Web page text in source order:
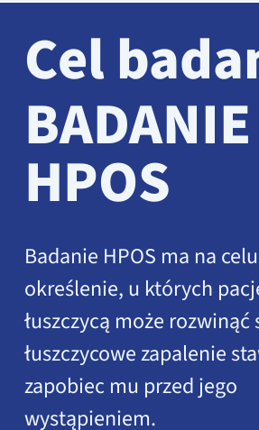
Cel
BADANIE
HPOS
Badanie HPOS ma na
określenie, u których
łuszczycą może rozwinąć
łuszczycowe zapalenie
zapobiec mu przed jego
wystąpieniem.